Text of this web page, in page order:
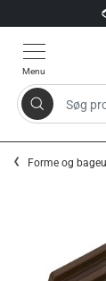
Menu
Søg produkter,
Forme og